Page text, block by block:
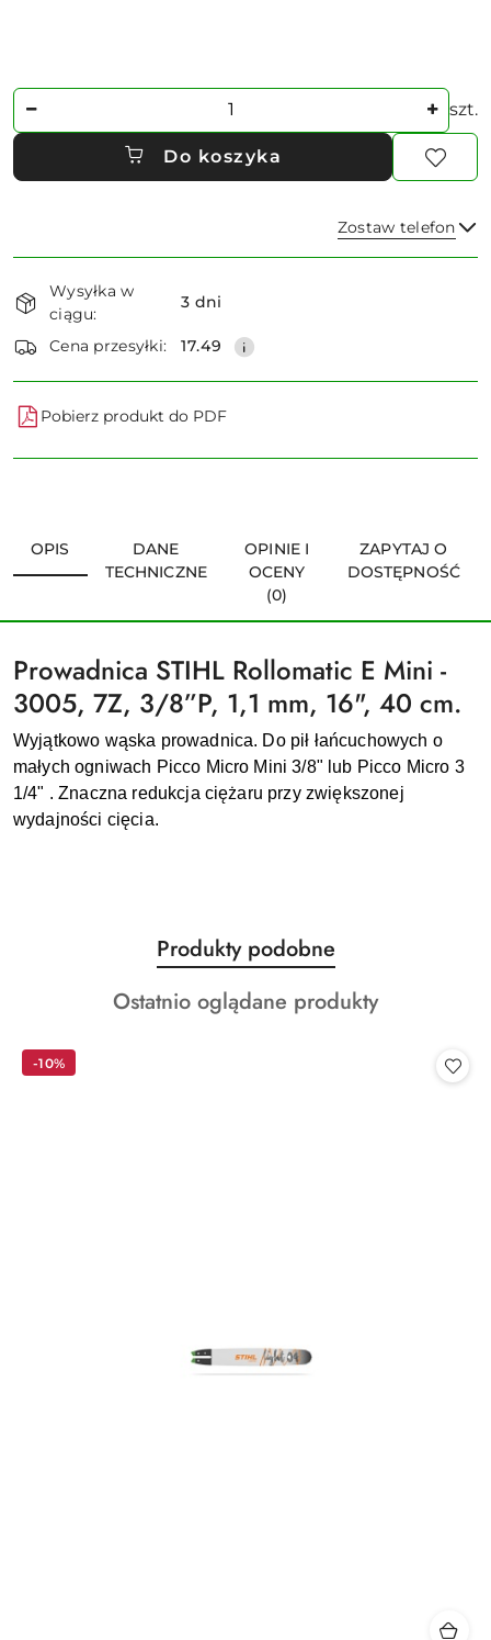
Ilość szt.
Do koszyka
Zostaw telefon
Dostępność
i
dostawa
Wysyłka w
ciągu:
3 dni
Cena przesyłki: 17.49
Pobierz produkt do PDF
OPIS
DANE
TECHNICZNE
OPINIE I
OCENY
(0)
ZAPYTAJ O
DOSTĘPNOŚĆ
Prowadnica STIHL Rollomatic E Mini -
3005, 7Z, 3/8”P, 1,1 mm, 16", 40 cm.
Wyjątkowo wąska prowadnica. Do pił łańcuchowych o
małych ogniwach Picco Micro Mini 3/8" lub Picco Micro 3
1/4" . Znaczna redukcja ciężaru przy zwiększonej
wydajności cięcia.
Pomiń karuzelę produktów
Produkty
o
statusie:
Produkty podobne
Produkty
Ostatnio oglądane produkty
-10%